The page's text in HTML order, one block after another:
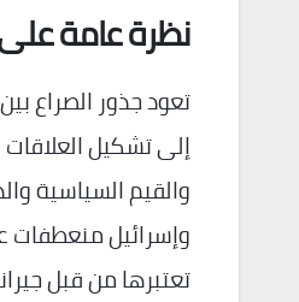
نظرة عامة على
إلى تشكيل
والقيم السياسية
وإسرائيل منعطفات
تعتبرها من قبل